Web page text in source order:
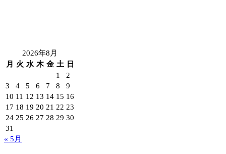
2026年8月
月
火 水 木 金 土
日
1
2
3
4 5 6 7 8
9
10 11 12 13 14 15 16
17 18 19 20 21 22 23
24 25 26 27 28 29 30
31
« 5月